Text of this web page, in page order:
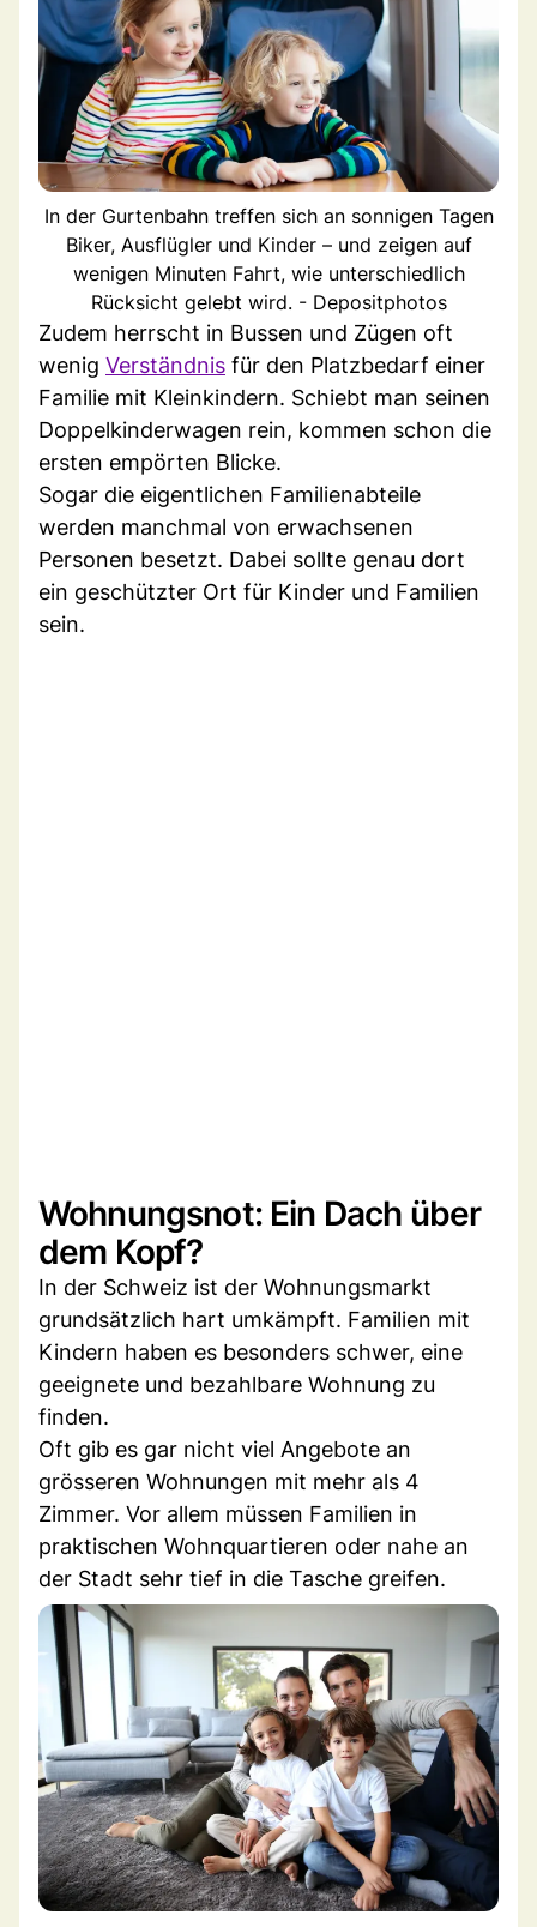
In der Gurtenbahn treffen sich an sonnigen Tagen
Biker, Ausflügler und Kinder – und zeigen auf
wenigen Minuten Fahrt, wie unterschiedlich
Rücksicht gelebt wird. - Depositphotos
Zudem herrscht in Bussen und Zügen oft
wenig Verständnis für den Platzbedarf einer
Familie mit Kleinkindern. Schiebt man seinen
Doppelkinderwagen rein, kommen schon die
ersten empörten Blicke.
Sogar die eigentlichen Familienabteile
werden manchmal von erwachsenen
Personen besetzt. Dabei sollte genau dort
ein geschützter Ort für Kinder und Familien
sein.
Wohnungsnot: Ein Dach über
dem Kopf?
In der Schweiz ist der Wohnungsmarkt
grundsätzlich hart umkämpft. Familien mit
Kindern haben es besonders schwer, eine
geeignete und bezahlbare Wohnung zu
finden.
Oft gib es gar nicht viel Angebote an
grösseren Wohnungen mit mehr als 4
Zimmer. Vor allem müssen Familien in
praktischen Wohnquartieren oder nahe an
der Stadt sehr tief in die Tasche greifen.